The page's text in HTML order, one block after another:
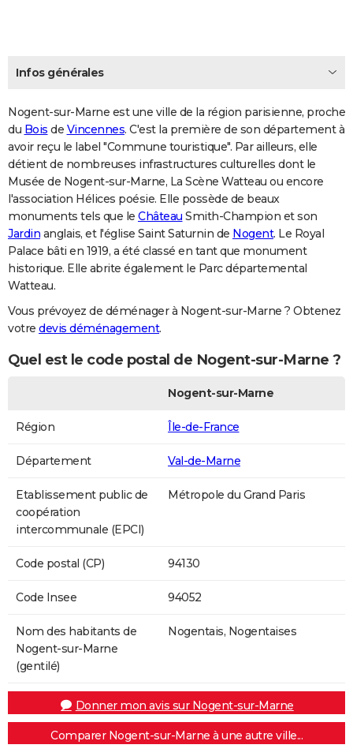
Infos générales
Nogent-sur-Marne est une ville de la région parisienne, proche
du Bois de Vincennes. C'est la première de son département à
avoir reçu le label "Commune touristique". Par ailleurs, elle
détient de nombreuses infrastructures culturelles dont le
Musée de Nogent-sur-Marne, La Scène Watteau ou encore
l'association Hélices poésie. Elle possède de beaux
monuments tels que le Château Smith-Champion et son
Jardin anglais, et l'église Saint Saturnin de Nogent. Le Royal
Palace bâti en 1919, a été classé en tant que monument
historique. Elle abrite également le Parc départemental
Watteau.
Vous prévoyez de déménager à Nogent-sur-Marne ? Obtenez
votre devis déménagement.
Quel est le code postal de Nogent-sur-Marne ?
Nogent-sur-Marne
Région Île-de-France
Département Val-de-Marne
Etablissement public de
coopération
intercommunale (EPCI)
Métropole du Grand Paris
Code postal (CP) 94130
Code Insee 94052
Nom des habitants de
Nogent-sur-Marne
(gentilé)
Nogentais, Nogentaises
Donner mon avis sur Nogent-sur-Marne
Comparer Nogent-sur-Marne à une autre ville...